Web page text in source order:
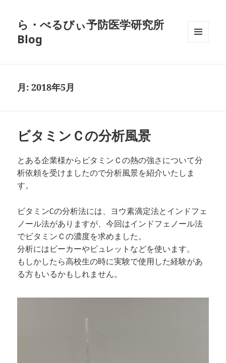
ら・べるびぃ予防医学研究所
Blog
月:2018年5月
ビタミンＣの分析風景
とある企業様からビタミンＣの熱の強さについて分
析依頼を受けましたので分析風景を紹介いたしま
す。
ビタミンCの分析法には、ヨウ素滴定法とインドフェ
ノール法がありますが、今回はインドフェノール法
でビタミンＣの濃度を求めました。
分析にはビーカーやビュレットなどを使います。
もしかしたら高校生の時に実験で使用した経験があ
る方もいるかもしれません。